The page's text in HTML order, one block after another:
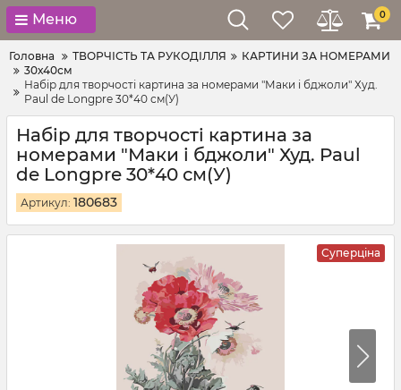
Меню 0
Головна ТВОРЧІСТЬ ТА РУКОДІЛЛЯ
КАРТИНИ ЗА НОМЕРАМИ
30х40см
Набір для творчості картина за номерами "Маки і бджоли" Худ.
Paul de Longpre 30*40 см(У)
Набір для творчості картина за
номерами "Маки і бджоли" Худ. Paul
de Longpre 30*40 см(У)
Артикул: 180683
Суперціна